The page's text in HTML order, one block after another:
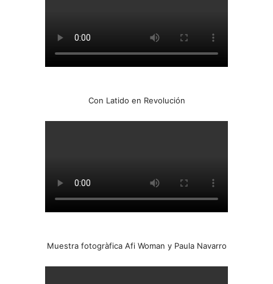
Con Latido en Revolución
Muestra fotogràfica Afi Woman y Paula Navarro